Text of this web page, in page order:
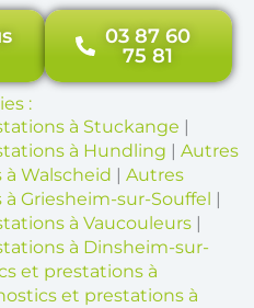
03 87 60
75 81
:
à Stuckange |
à Hundling | Autres
Walscheid | Autres
Griesheim-sur-Souffel |
à Vaucouleurs |
à Dinsheim-sur-
et prestations à
et prestations à